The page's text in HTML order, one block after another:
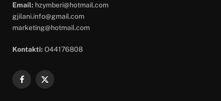
Email: hzymberi@hotmail.com
gjilani.info@gmail.com
marketing@hotmail.com
Kontakti: O44176808
Facebook
X